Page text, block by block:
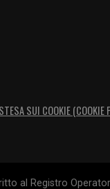
SUI COOKIE (COOKIE
al Registro